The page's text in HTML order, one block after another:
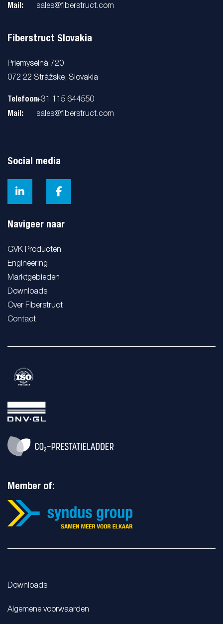
Mail: sales@fiberstruct.com
Fiberstruct Slovakia
Priemyselnà 720
072 22 Strážske, Slovakia
Telefoon+31 115 644550
Mail: sales@fiberstruct.com
Social media
Navigeer naar
GVK Producten
Engineering
Marktgebieden
Downloads
Over Fiberstruct
Contact
Member of:
Downloads
Algemene voorwaarden